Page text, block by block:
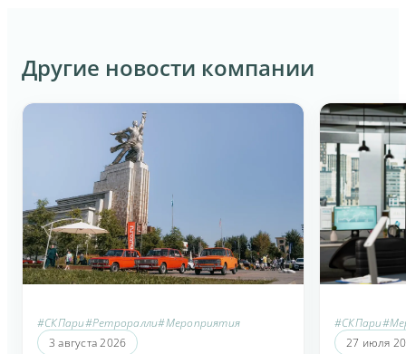
Другие новости компании
3 августа 2026
#СКПари#Ретроралли#Мероприятия
27 июля
#СКПари